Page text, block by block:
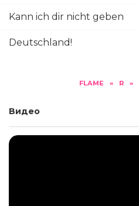
Kann ich dir nicht geben
Deutschland!
FLAME » R »
Видео